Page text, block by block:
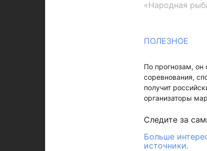
«Народная
ПОЛЕЗНОЕ
По прогнозам,
соревнования,
получит
организаторы
Следите за
Больше
источники.